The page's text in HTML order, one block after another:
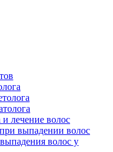
лечение волос
выпадении волос
волос у